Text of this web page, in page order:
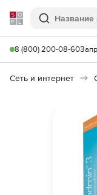
Softline
Поиск
8 (800) 200-08-60
Сеть и интернет